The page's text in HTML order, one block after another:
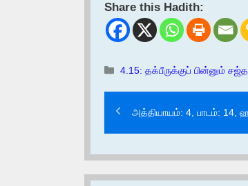
Share this Hadith:
Categories
4.15: தக்பீருக்குப் பின்னும்
அத்தியாயம்: 4, பாடம்: